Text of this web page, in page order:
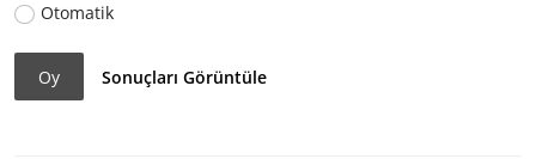
Otomatik
Oy Sonuçları Görüntüle